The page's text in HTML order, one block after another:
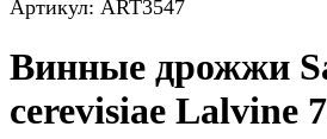
Артикул: ART3547
Винные дрожжи
cerevisiae Lalvine